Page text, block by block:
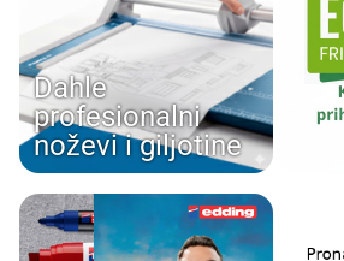
Dahle
profesionalni
noževi i giljotine